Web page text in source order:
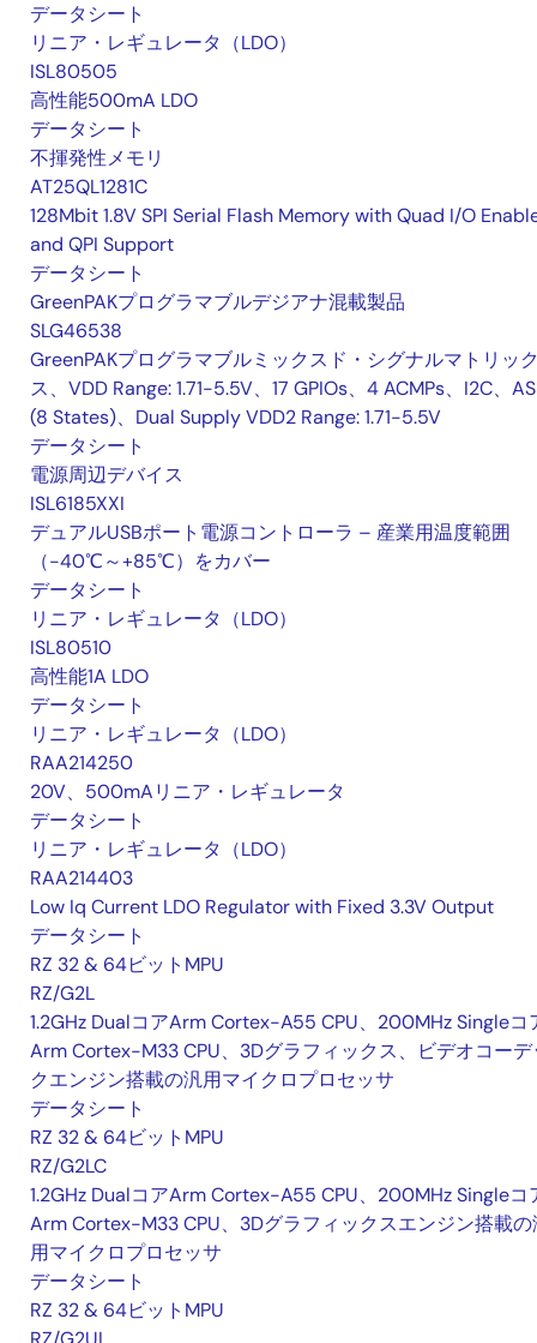
データシート
リニア・レギュレータ（LDO）
ISL80505
高性能500mA LDO
データシート
不揮発性メモリ
AT25QL1281C
128Mbit 1.8V SPI Serial Flash Memory with Quad I/O
and QPI Support
データシート
GreenPAKプログラマブルデジアナ混載製品
SLG46538
GreenPAKプログラマブルミックスド・シグナルマトリッ
ス、VDD Range: 1.71-5.5V、17 GPIOs、4 ACMPs、I2C、
(8 States)、Dual Supply VDD2 Range: 1.71-5.5V
データシート
電源周辺デバイス
ISL6185XXI
デュアルUSBポート電源コントローラ – 産業用温度範囲
（-40℃～+85℃）をカバー
データシート
リニア・レギュレータ（LDO）
ISL80510
高性能1A LDO
データシート
リニア・レギュレータ（LDO）
RAA214250
20V、500mAリニア・レギュレータ
データシート
リニア・レギュレータ（LDO）
RAA214403
Low Iq Current LDO Regulator with Fixed 3.3V Output
データシート
RZ 32 & 64ビットMPU
RZ/G2L
1.2GHz DualコアArm Cortex-A55 CPU、200MHz Singleコ
Arm Cortex-M33 CPU、3Dグラフィックス、ビデオコーデ
クエンジン搭載の汎用マイクロプロセッサ
データシート
RZ 32 & 64ビットMPU
RZ/G2LC
1.2GHz DualコアArm Cortex-A55 CPU、200MHz Singleコ
Arm Cortex-M33 CPU、3Dグラフィックスエンジン搭載の
用マイクロプロセッサ
データシート
RZ 32 & 64ビットMPU